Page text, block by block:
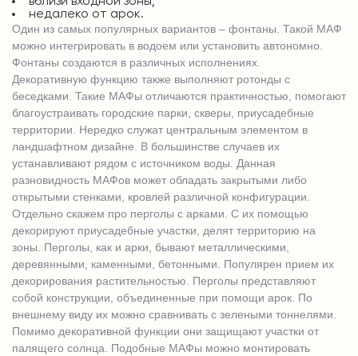
недалеко от арок.
Один из самых популярных вариантов – фонтаны. Такой МАФ
можно интегрировать в водоем или установить автономно.
Фонтаны создаются в различных исполнениях.
Декоративную функцию также выполняют ротонды с
беседками. Такие МАФы отличаются практичностью, помогают
благоустраивать городские парки, скверы, приусадебные
территории. Нередко служат центральным элементом в
ландшафтном дизайне. В большинстве случаев их
устанавливают рядом с источником воды. Данная
разновидность МАФов может обладать закрытыми либо
открытыми стенками, кровлей различной конфигурации.
Отдельно скажем про перголы с арками. С их помощью
декорируют приусадебные участки, делят территорию на
зоны. Перголы, как и арки, бывают металлическими,
деревянными, каменными, бетонными. Популярен прием их
декорирования растительностью. Перголы представляют
собой конструкции, объединенные при помощи арок. По
внешнему виду их можно сравнивать с зелеными тоннелями.
Помимо декоративной функции они защищают участки от
палящего солнца. Подобные МАФы можно монтировать